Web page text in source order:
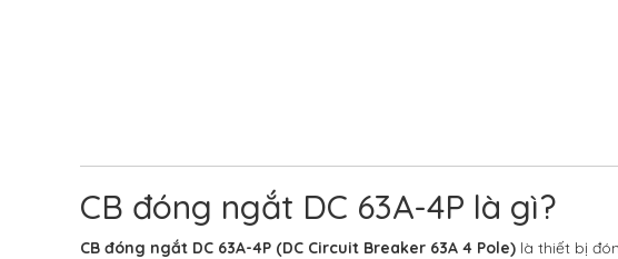
CB đóng ngắt DC 63A-4P là gì?
CB đóng ngắt DC 63A-4P (DC Circuit Breaker 63A 4 Pole) là thiết bị